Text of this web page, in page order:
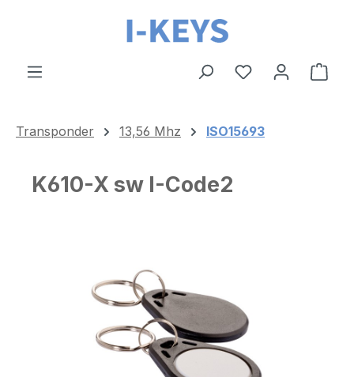
Zum Hauptinhalt springen
Transponder 13,56 Mhz ISO15693
K610-X sw I-Code2